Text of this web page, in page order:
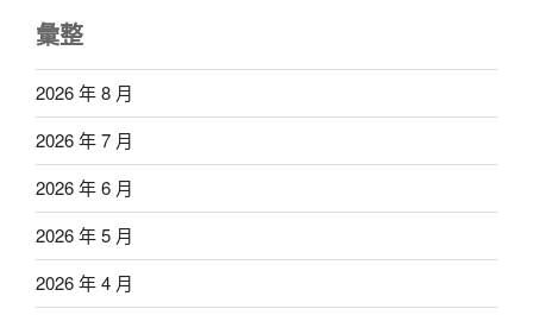
彙整
2026 年 8 月
2026 年 7 月
2026 年 6 月
2026 年 5 月
2026 年 4 月